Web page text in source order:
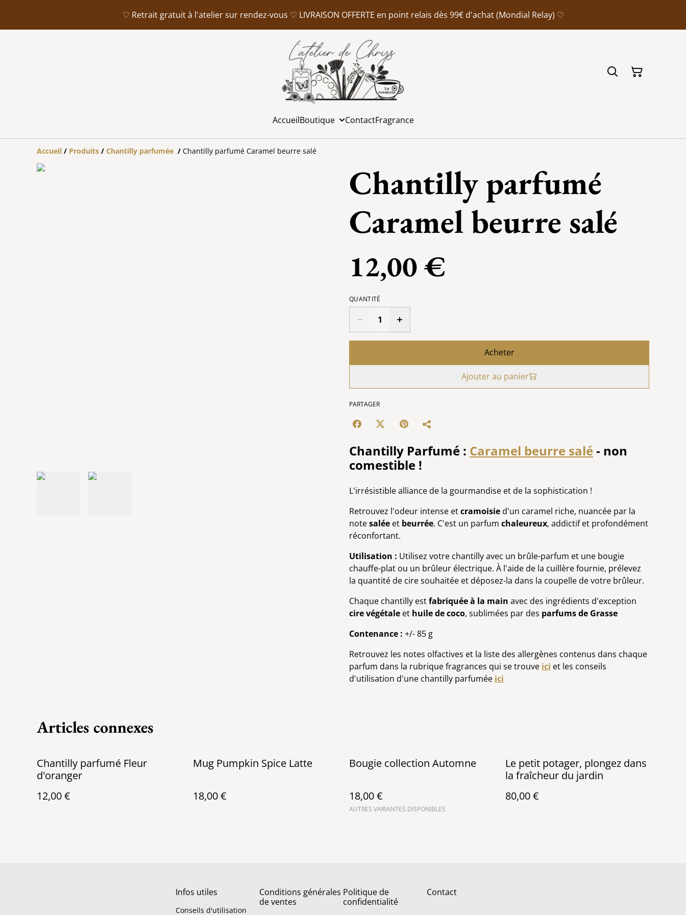
♡ Retrait gratuit à l'atelier sur rendez-vous ♡ LIVRAISON OFFERTE en point relais dès 99€ d'achat (Mondial Relay) ♡
AccueilBoutique ContactFragrance
Accueil / Produits / Chantilly parfumée / Chantilly parfumé Caramel beurre salé
Chantilly parfumé
Caramel beurre salé
12,00 €
QUANTITÉ
Acheter
Ajouter au panier
PARTAGER
Chantilly Parfumé : Caramel beurre salé- non
comestible !
L'irrésistible alliance de la gourmandise et de la sophistication !
Retrouvez l'odeur intense etcramoisied'un caramel riche, nuancée par la
notesalée et beurrée. C'est un parfum chaleureux, addictif et profondément
réconfortant.
Utilisation : Utilisez votre chantilly avec un brûle-parfum et une bougie
chauffe-plat ou un brûleur électrique. À l'aide de la cuillère fournie, prélevez
la quantité de cire souhaitée et déposez-la dans la coupelle de votre brûleur.
Chaque chantilly estfabriquée à la main avec des ingrédients d'exception
cire végétale et huile de coco, sublimées par des parfums de Grasse
Contenance : +/- 85 g
Retrouvez les notes olfactives et la liste des allergènes contenus dans chaque
parfum dans la rubrique fragrances qui se trouve ici et les conseils
d'utilisation d'une chantilly parfumée ici
Articles connexes
Chantilly parfumé Fleur
d'oranger
12,00 €
Mug Pumpkin Spice Latte
18,00 €
Bougie collection Automne
18,00 €
AUTRES VARIANTES DISPONIBLES
Le petit potager, plongez dans
la fraîcheur du jardin
80,00 €
Infos utiles
Conseils d'utilisation
Conditions générales
de ventes
Politique de
confidentialité
Contact